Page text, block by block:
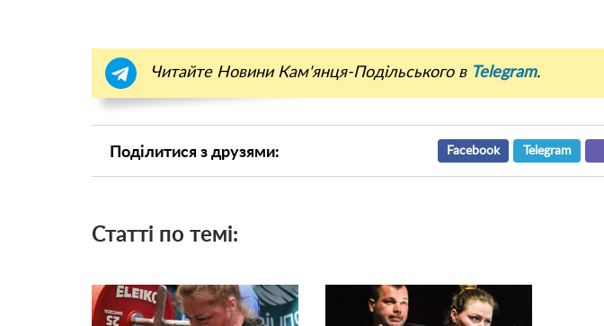
Читайте Новини Кам'янця-Подільського в Telegram.
Поділитися з друзями: Facebook Telegram
Статті по темі: